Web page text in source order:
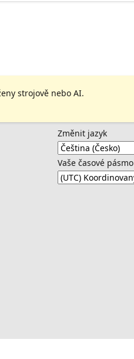
strojově nebo AI.
Změnit jazyk
Vaše časové pásmo